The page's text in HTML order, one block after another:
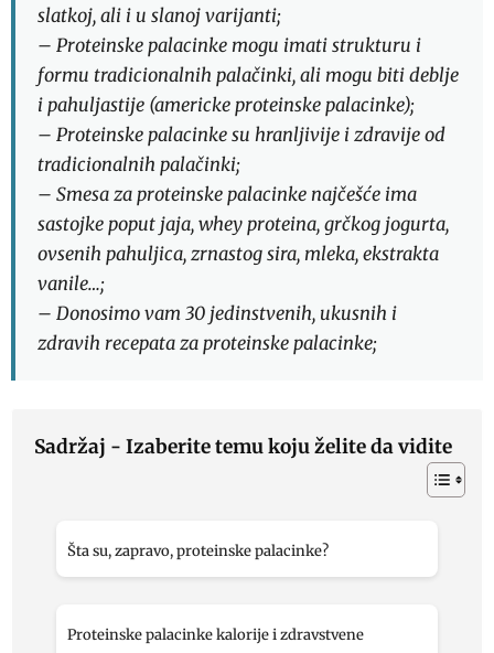
slatkoj, ali i u slanoj varijanti;
– Proteinske palacinke mogu imati strukturu i
formu tradicionalnih palačinki, ali mogu biti deblje
i pahuljastije (americke proteinske palacinke);
– Proteinske palacinke su hranljivije i zdravije od
tradicionalnih palačinki;
– Smesa za proteinske palacinke najčešće ima
sastojke poput jaja, whey proteina, grčkog jogurta,
ovsenih pahuljica, zrnastog sira, mleka, ekstrakta
vanile…;
– Donosimo vam 30 jedinstvenih, ukusnih i
zdravih recepata za proteinske palacinke;
Sadržaj - Izaberite temu koju želite da vidite
Šta su, zapravo, proteinske palacinke?
Proteinske palacinke kalorije i zdravstvene